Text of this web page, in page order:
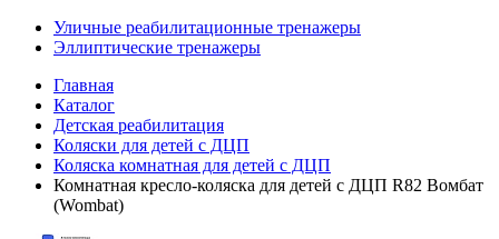
Уличные реабилитационные тренажеры
Эллиптические тренажеры
Главная
Каталог
Детская реабилитация
Коляски для детей с ДЦП
Коляска комнатная для детей с ДЦП
Комнатная кресло-коляска для детей с ДЦП R82 Вомбат
(Wombat)